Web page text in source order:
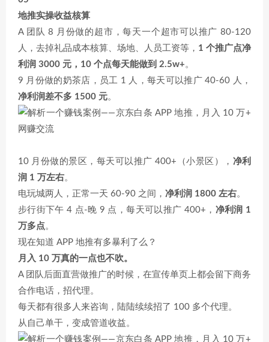
地推实操收益核算
A 团队 8 月份做的超市，每天一个超市可以推广 80-120
人，去掉礼品成本核算、场地、人员工资等， 1 个推广点净
利润 3000 元，10 个点每天能做到 2.5w+。
9 月份做的奶茶店，员工 1 人，每天可以推广 40-60 人，
净利润差不多 1500 元。
10 月份做的景区，每天可以推广 400+（小景区）， 净利
润 1 万左右。
电玩城两人，正常一天 60-90 之间， 净利润 1800 左右。
步行街下午 4 点-晚 9 点，每天可以推广 400+， 净利润 1
万多点。
现在知道 APP 地推有多暴利了么？
月入 10 万真的一点也不吹。
A 团队后面直营做推广的时候，在宣传单页上都会留下商务
合作电话，招代理。
每天都有很多人来咨询，陆陆续续招了 100 多个代理。
从自己单干，变成管道收益。